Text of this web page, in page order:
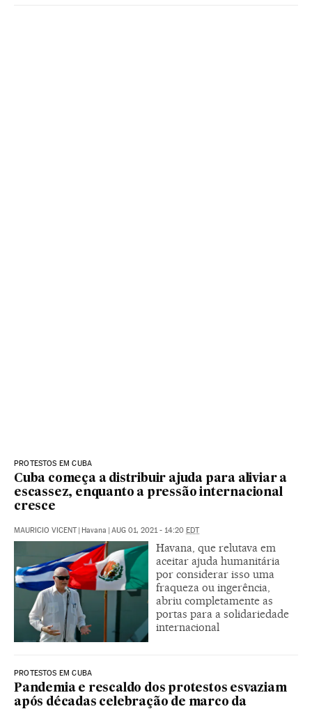
PROTESTOS EM CUBA
Cuba começa a distribuir ajuda para aliviar a
escassez, enquanto a pressão internacional
cresce
MAURICIO VICENT | Havana | AUG 01, 2021 - 14:20 EDT
Havana, que relutava em
aceitar ajuda humanitária
por considerar isso uma
fraqueza ou ingerência,
abriu completamente as
portas para a solidariedade
internacional
PROTESTOS EM CUBA
Pandemia e rescaldo dos protestos esvaziam
após décadas celebração de marco da